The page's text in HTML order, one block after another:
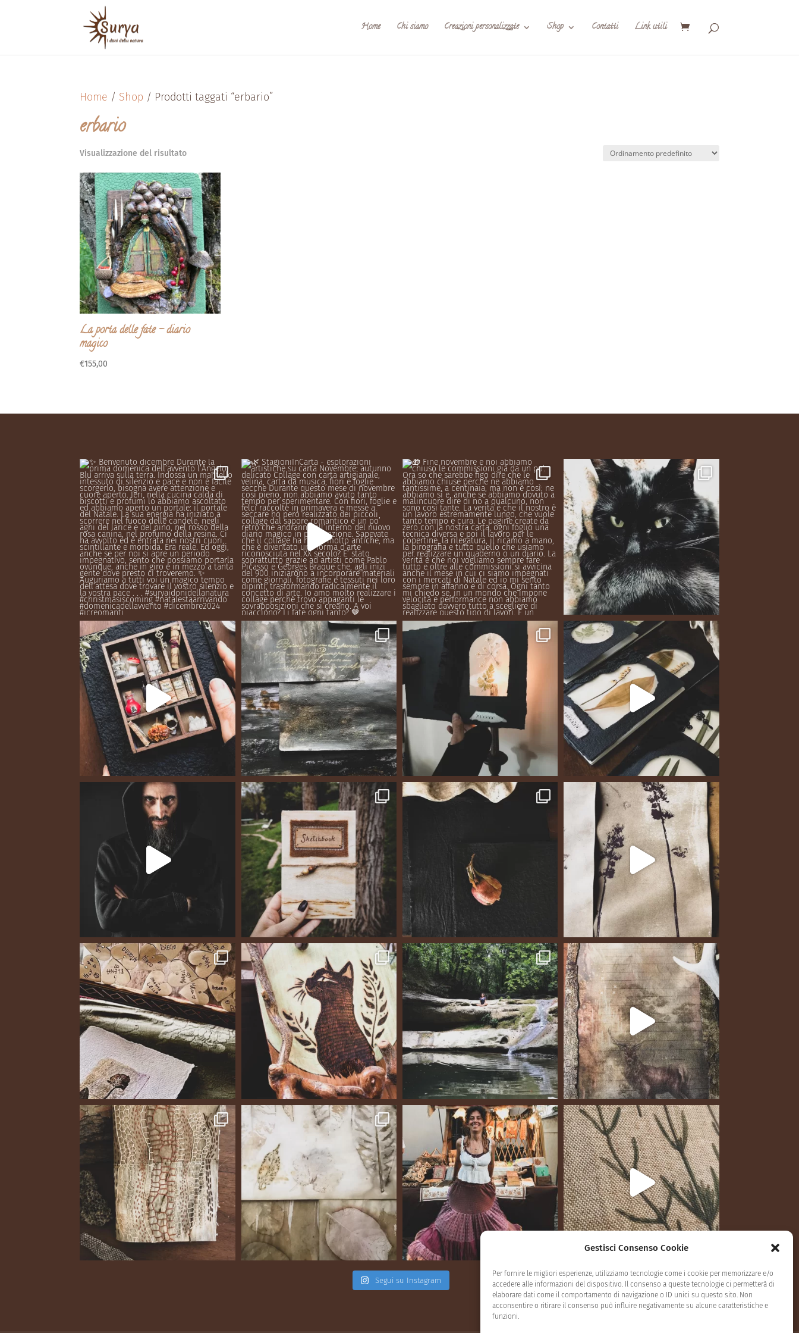
Gestisci Consenso Cookie
Per fornire le migliori esperienze, utilizziamo tecnologie come i cookie per memorizzare e/o
accedere alle informazioni del dispositivo. Il consenso a queste tecnologie ci permetterà di
elaborare dati come il comportamento di navigazione o ID unici su questo sito. Non
acconsentire o ritirare il consenso può influire negativamente su alcune caratteristiche e
funzioni.
Home Chi siamo Creazioni personalizzate Shop Contatti Link utili
Home / Shop / Prodotti taggati “erbario”
erbario
Visualizzazione del risultato
La porta delle fate – diario
magico
€155,00
Segui su Instagram